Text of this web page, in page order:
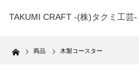
TAKUMI CRAFT -(株)タクミ工芸-
Home 商品 木製コースター